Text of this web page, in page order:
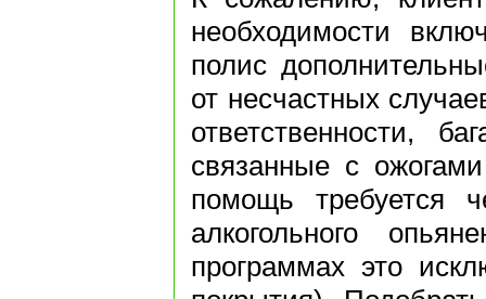
необходимости
полис
от несчастных
ответственности,
связанные с
помощь требуется
алкогольного
программах это